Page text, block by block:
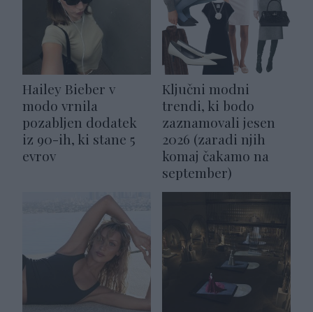
Hailey Bieber v
modo vrnila
pozabljen dodatek
iz 90-ih, ki stane 5
evrov
Ključni modni
trendi, ki bodo
zaznamovali jesen
2026 (zaradi njih
komaj čakamo na
september)